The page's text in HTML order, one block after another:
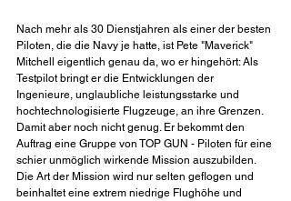
Nach mehr als 30 Dienstjahren als einer der besten
Piloten, die die Navy je hatte, ist Pete "Maverick"
Mitchell eigentlich genau da, wo er hingehört: Als
Testpilot bringt er die Entwicklungen der
Ingenieure, unglaubliche leistungsstarke und
hochtechnologisierte Flugzeuge, an ihre Grenzen.
Damit aber noch nicht genug. Er bekommt den
Auftrag eine Gruppe von TOP GUN - Piloten für eine
schier unmöglich wirkende Mission auszubilden.
Die Art der Mission wird nur selten geflogen und
beinhaltet eine extrem niedrige Flughöhe und